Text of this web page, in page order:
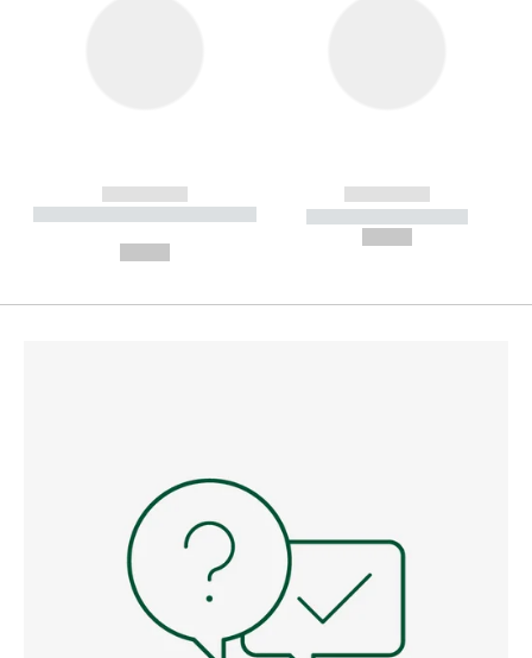
------------
----------- ----------- --------
------------
----------- -----------